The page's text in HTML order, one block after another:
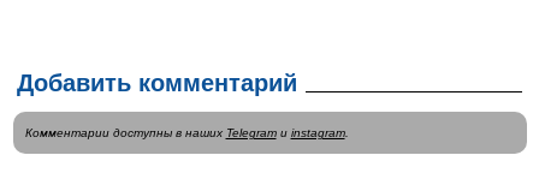
Добавить комментарий
Комментарии доступны в наших Telegramи instagram.